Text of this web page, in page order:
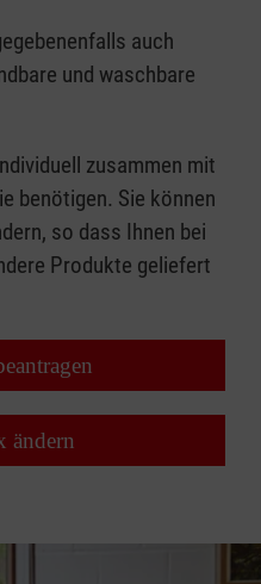
auch
und waschbare
zusammen mit
benötigen. Sie können
so dass Ihnen bei
Produkte geliefert
ändern